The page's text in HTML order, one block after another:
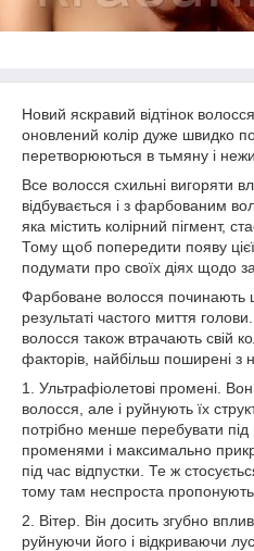
Новий яскравий відтінок
оновлений колір дуже швидко
перетворюються в тьмяну і
Все волосся схильні вигоряти
відбувається і з фарбованим
яка містить колірний пігмент,
Тому щоб попередити появу
подумати про своїх діях щодо
Фарбоване волосся починають
результаті частого миття
волосся також втрачають свій
факторів, найбільш поширені з
1. Ультрафіолетові промені.
волосся, але і руйнують їх
потрібно менше перебувати
променями і максимально
під час відпустки. Те ж
тому там неспроста
2. Вітер. Він досить згубно
руйнуючи його і відкриваючи